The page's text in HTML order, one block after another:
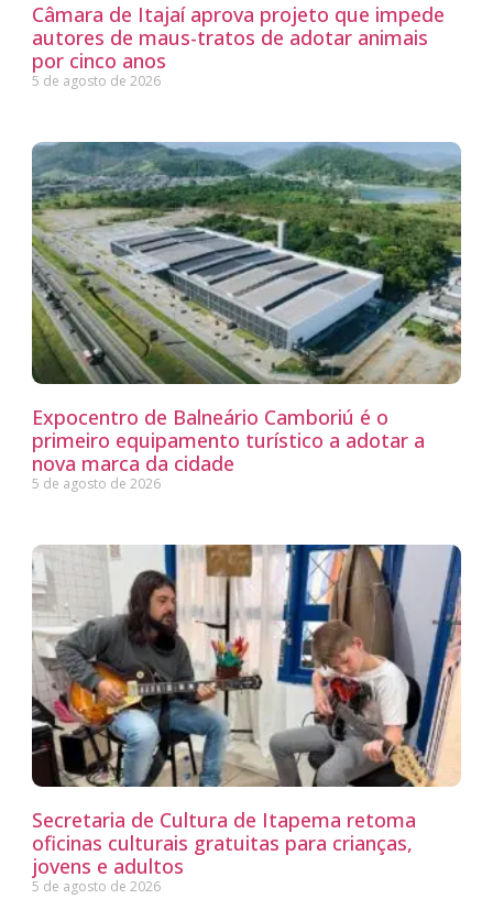
Câmara de Itajaí aprova projeto que impede
autores de maus-tratos de adotar animais
por cinco anos
5 de agosto de 2026
Expocentro de Balneário Camboriú é o
primeiro equipamento turístico a adotar a
nova marca da cidade
5 de agosto de 2026
Secretaria de Cultura de Itapema retoma
oficinas culturais gratuitas para crianças,
jovens e adultos
5 de agosto de 2026